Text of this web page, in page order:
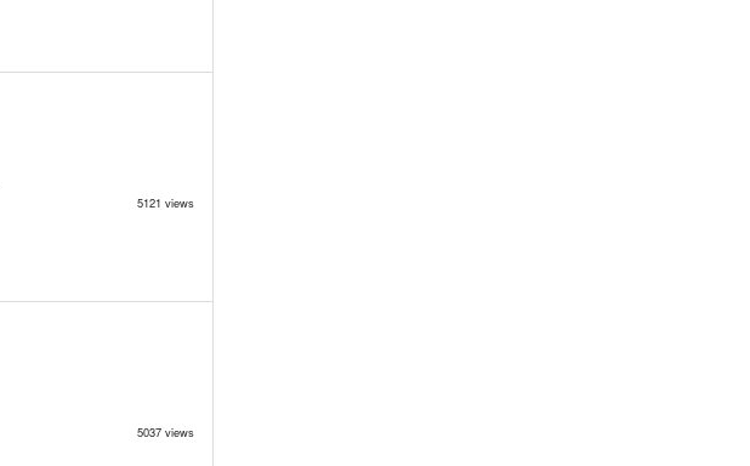
5121 views
5037 views